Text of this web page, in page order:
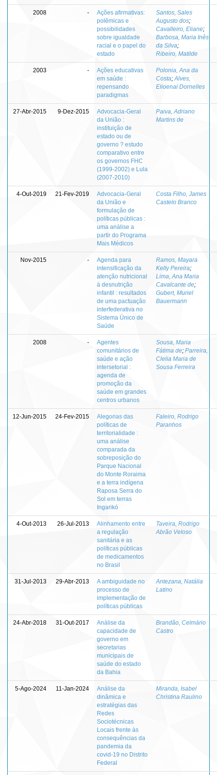
2008 -
Ações afirmativas:
polêmicas e
possibilidades
sobre igualdade
racial e o papel do
estado
Santos, Sales
Augusto dos;
Cavalleiro, Eliane;
Barbosa, Maria Inês
da Silva;
Ribeiro, Matilde
2003 -
Ações educativas
em saúde :
repensando
paradigmas
Polonia, Ana da
Costa; Alves,
Elioenai Dornelles
27-Abr-2015 9-Dez-2015
Advocacia-Geral
da União :
instituição de
estado ou de
governo ? estudo
comparativo entre
os governos FHC
(1999-2002) e Lula
(2007-2010)
Paiva, Adriano
Martins de
4-Out-2019 21-Fev-2019
Advocacia-Geral
da União e
formulação de
políticas públicas :
uma análise a
partir do Programa
Mais Médicos
Costa Filho, James
Castelo Branco
Nov-2015 -
Agenda para
intensificação da
atenção nutricional
à desnutrição
infantil : resultados
de uma pactuação
interfederativa no
Sistema Único de
Saúde
Ramos, Mayara
Kelly Pereira;
Lima, Ana Maria
Cavalcante de;
Gubert, Muriel
Bauermann
2008 -
Agentes
comunitários de
saúde e ação
intersetorial :
agenda de
promoção da
saúde em grandes
centros urbanos
Sousa, Maria
Fátima de; Parreira,
Clelia Maria de
Sousa Ferreira
12-Jun-2015 24-Fev-2015
Alegorias das
políticas de
territorialidade :
uma análise
comparada da
sobreposição do
Parque Nacional
do Monte Roraima
e a terra indígena
Raposa Serra do
Sol em terras
Ingarikó
Faleiro, Rodrigo
Paranhos
4-Out-2013 26-Jul-2013
Alinhamento entre
a regulação
sanitária e as
políticas públicas
de medicamentos
no Brasil
Taveira, Rodrigo
Abrão Veloso
31-Jul-2013 29-Abr-2013
A ambiguidade no
processo de
implementação de
políticas públicas
Antezana, Natália
Latino
24-Abr-2018 31-Out-2017
Análise da
capacidade de
governo em
secretarias
municipais de
saúde do estado
da Bahia
Brandão, Celmário
Castro
5-Ago-2024 11-Jan-2024
Análise da
dinâmica e
estratégias das
Redes
Sociotécnicas
Locais frente às
consequências da
pandemia da
covid-19 no Distrito
Federal
Miranda, Isabel
Christina Raulino